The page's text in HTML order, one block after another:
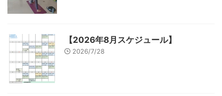
【2026年8月スケジュール】
2026/7/28